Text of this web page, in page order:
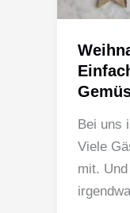
Bei uns
Viele
mit.